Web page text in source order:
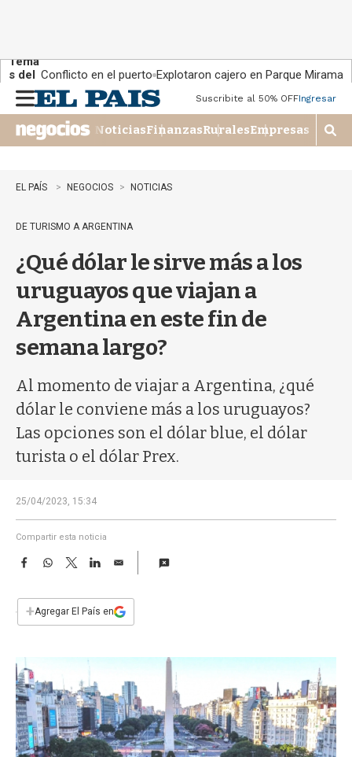
Tema
s del
día:
Conflicto en el puerto Explotaron cajero en Parque Miramar
n
u
Suscribite al 50% OFFIngresar
NoticiasFinanzasRuralesEmpresas
M
o
EL PAÍS NEGOCIOS NOTICIAS
DE TURISMO A ARGENTINA
¿Qué dólar le sirve más a los
uruguayos que viajan a
Argentina en este fin de
semana largo?
Al momento de viajar a Argentina, ¿qué
dólar le conviene más a los uruguayos?
Las opciones son el dólar blue, el dólar
turista o el dólar Prex.
25/04/2023, 15:34
Compartir esta noticia
F
e
b
k
W
s
T
w
t
L
E
i
l
+Agregar El País en